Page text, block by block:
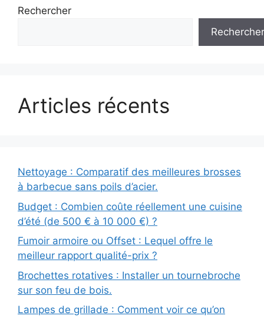
Rechercher
Rechercher
Articles récents
Nettoyage : Comparatif des meilleures brosses
à barbecue sans poils d’acier.
Budget : Combien coûte réellement une cuisine
d’été (de 500 € à 10 000 €) ?
Fumoir armoire ou Offset : Lequel offre le
meilleur rapport qualité-prix ?
Brochettes rotatives : Installer un tournebroche
sur son feu de bois.
Lampes de grillade : Comment voir ce qu’on